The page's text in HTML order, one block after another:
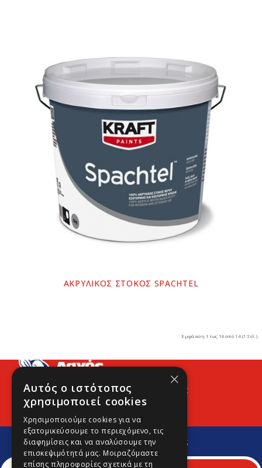
ΑΚΡΥΛΙΚΟΣ ΣΤΟΚΟΣ SPACHTEL
Εμφάνιση 1 έως 14 από 14 (1 Σελ.)
Προφίλ Νέα Contact
Εγγραφείτε στο Νewsletter μας
Για να μαθαίνετε πρώτοι νέα και προσφορές μας.
×
Αυτός ο ιστότοπος
χρησιμοποιεί cookies
Χρησιμοποιούμε cookies για να
εξατομικεύσουμε το περιεχόμενο, τις
διαφημίσεις και να αναλύσουμε την
επισκεψιμότητά μας. Μοιραζόμαστε
επίσης πληροφορίες σχετικά με τη